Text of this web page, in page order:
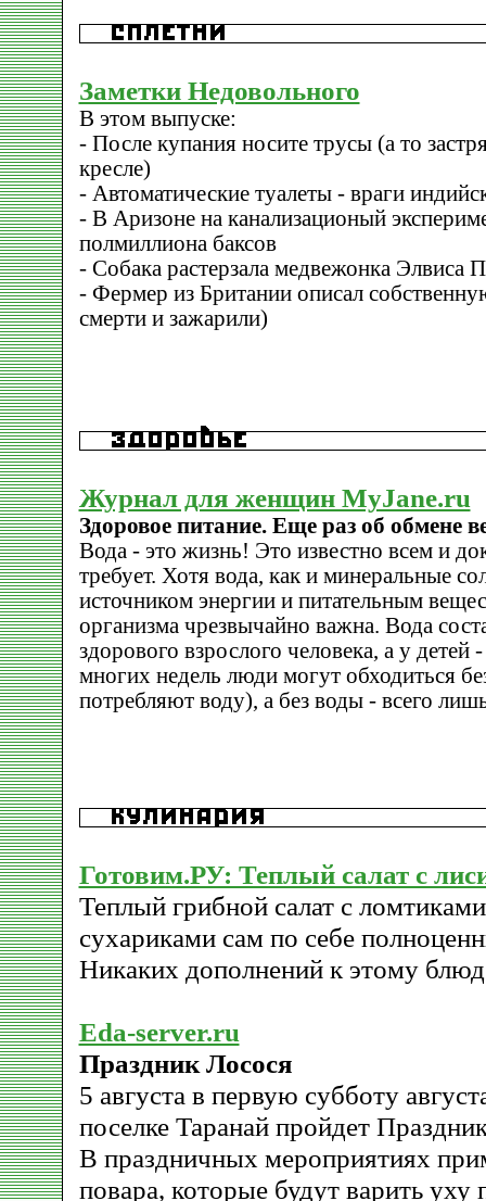
Заметки Недовольного
В этом выпуске:
- После купания носите трусы (а то
кресле)
- Автоматические туалеты - враги
- В Аризоне на канализационый
полмиллиона баксов
- Собака растерзала медвежонка Элвиса
- Фермер из Британии описал
смерти и зажарили)
Журнал для женщин MyJane.ru
Здоровое питание. Еще раз об обмене
Вода - это жизнь! Это известно всем и
требует. Хотя вода, как и минеральные
источником энергии и питательным
организма чрезвычайно важна. Вода
здорового взрослого человека, а у детей
многих недель люди могут обходиться
потребляют воду), а без воды - всего
Готовим.РУ: Теплый салат с
Теплый грибной салат с
сухариками сам по себе
Никаких дополнений к этому блюд
Eda-server.ru
Праздник Лосося
5 августа в первую субботу
поселке Таранай пройдет
В праздничных мероприятиях
повара, которые будут варить